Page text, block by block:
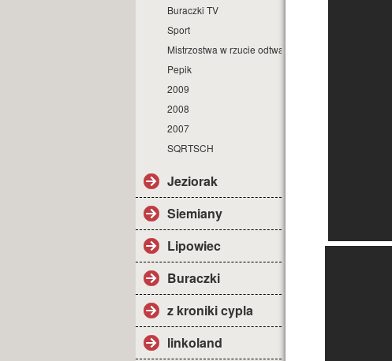
Buraczki TV
Sport
Mistrzostwa w rzucie odtwarzaczem
Pepik
2009
2008
2007
SQRTSCH
Jeziorak
Siemiany
Lipowiec
Buraczki
z kroniki cypla
linkoland